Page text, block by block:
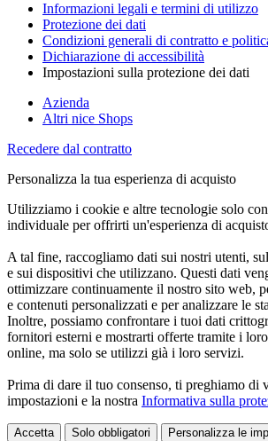
Informazioni legali e termini di utilizzo
Protezione dei dati
Condizioni generali di contratto e
Dichiarazione di accessibilità
Impostazioni sulla protezione dei dati
Azienda
Altri nice Shops
Recedere dal contratto
Personalizza la tua esperienza di acquisto
Utilizziamo i cookie e altre tecnologie solo
individuale per offrirti un'esperienza di
A tal fine, raccogliamo dati sui nostri utenti,
e sui dispositivi che utilizzano. Questi dati
ottimizzare continuamente il nostro sito web,
e contenuti personalizzati e per analizzare le
Inoltre, possiamo confrontare i tuoi dati
fornitori esterni e mostrarti offerte tramite i
online, ma solo se utilizzi già i loro servizi.
Prima di dare il tuo consenso, ti preghiamo di
impostazioni e la nostra Informativa sulla
Accetta Solo obbligatori Personalizza le